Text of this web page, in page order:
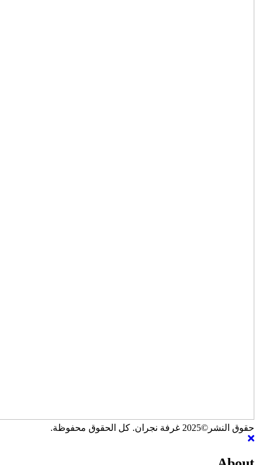
حقوق النشر©2025 غرفة نجران. كل الحقوق محفوظة.